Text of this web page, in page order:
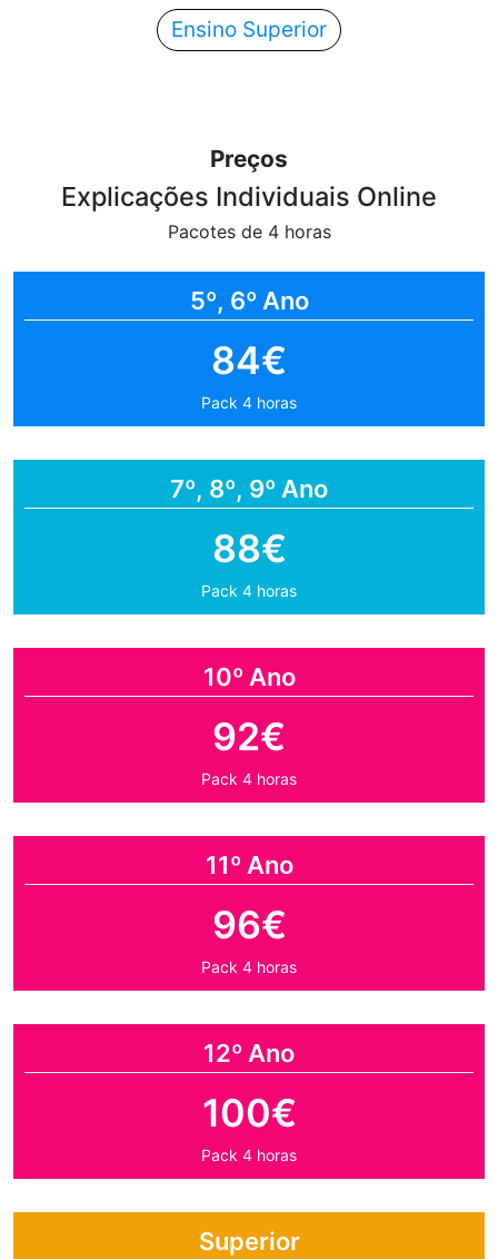
Ensino Superior
Preços
Explicações Individuais Online
Pacotes de 4 horas
5º, 6º Ano
84€
Pack 4 horas
7º, 8º, 9º Ano
88€
Pack 4 horas
10º Ano
92€
Pack 4 horas
11º Ano
96€
Pack 4 horas
12º Ano
100€
Pack 4 horas
Superior